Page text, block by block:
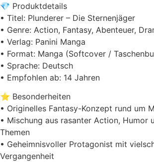
💎 Produktdetails
• Titel: Plunderer – Die Sternenjäger
• Genre: Action, Fantasy, Abenteuer,
• Verlag: Panini Manga
• Format: Manga (Softcover /
• Sprache: Deutsch
• Empfohlen ab: 14 Jahren
⭐ Besonderheiten
• Originelles Fantasy-Konzept rund um
• Mischung aus rasanter Action, Humor
Themen
• Geheimnisvoller Protagonist mit
Vergangenheit